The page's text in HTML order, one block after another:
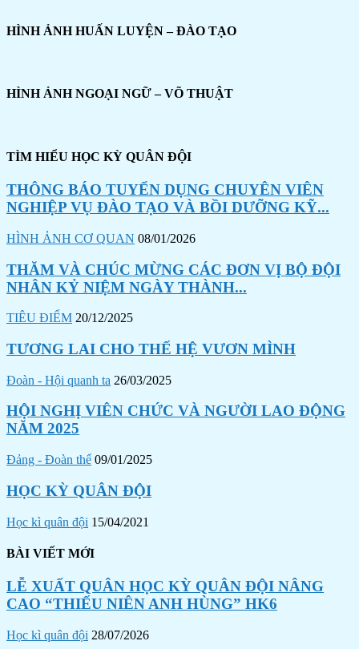
HÌNH ẢNH HUẤN LUYỆN – ĐÀO TẠO
HÌNH ẢNH NGOẠI NGỮ – VÕ THUẬT
TÌM HIỂU HỌC KỲ QUÂN ĐỘI
THÔNG BÁO TUYỂN DỤNG CHUYÊN VIÊN
NGHIỆP VỤ ĐÀO TẠO VÀ BỒI DƯỠNG KỸ...
HÌNH ẢNH CƠ QUAN 08/01/2026
THĂM VÀ CHÚC MỪNG CÁC ĐƠN VỊ BỘ ĐỘI
NHÂN KỶ NIỆM NGÀY THÀNH...
TIÊU ĐIỂM 20/12/2025
TƯƠNG LAI CHO THẾ HỆ VƯƠN MÌNH
Đoàn - Hội quanh ta 26/03/2025
HỘI NGHỊ VIÊN CHỨC VÀ NGƯỜI LAO ĐỘNG
NĂM 2025
Đảng - Đoàn thể 09/01/2025
HỌC KỲ QUÂN ĐỘI
Học kì quân đội 15/04/2021
BÀI VIẾT MỚI
LỄ XUẤT QUÂN HỌC KỲ QUÂN ĐỘI NÂNG
CAO “THIẾU NIÊN ANH HÙNG” HK6
Học kì quân đội 28/07/2026